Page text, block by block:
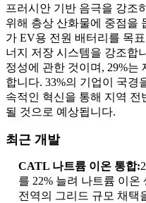
프러시안 기반 음극을 강조
위해 층상 산화물에 중점을
가 EV용 전원 배터리를 목
너지 저장 시스템을 강조합
정성에 관한 것이며, 29%는
합니다. 33%의 기업이 국경
속적인 혁신을 통해 지역
될 것으로 예상됩니다.
최근 개발
CATL 나트륨 이온 통합:
를 22% 늘려 나트륨 이
전역의 그리드 규모 채택